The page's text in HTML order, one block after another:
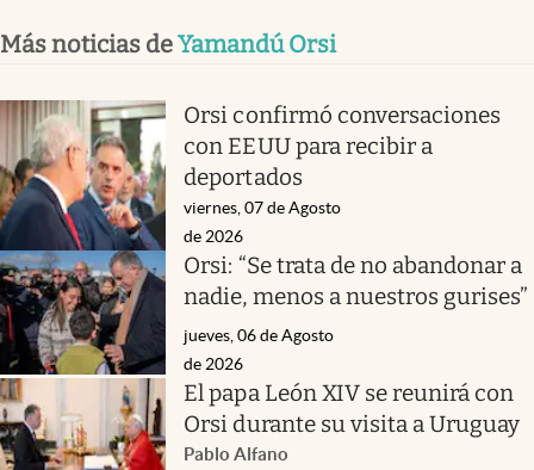
Más noticias deYamandú Orsi
Orsi confirmó conversaciones
con EEUU para recibir a
deportados
viernes, 07 de Agosto
de 2026
Orsi: “Se trata de no abandonar a
nadie, menos a nuestros gurises”
jueves, 06 de Agosto
de 2026
El papa León XIV se reunirá con
Orsi durante su visita a Uruguay
Pablo Alfano